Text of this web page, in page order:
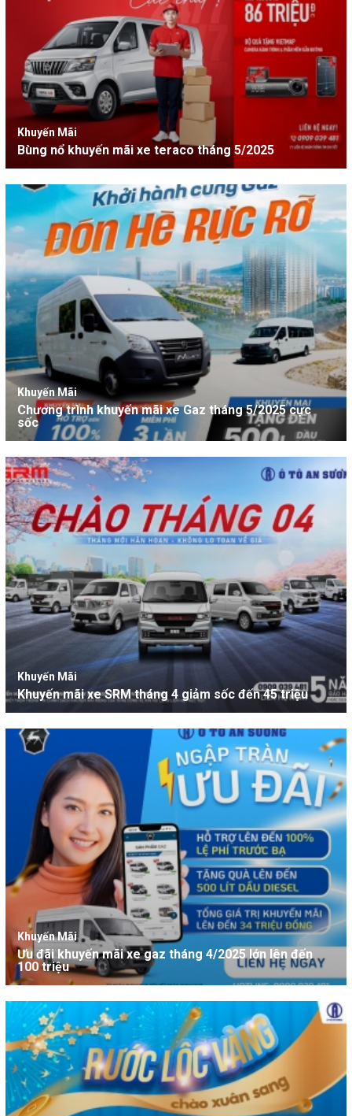
Khuyến Mãi
Bùng nổ khuyến mãi xe teraco tháng 5/2025
Khuyến Mãi
Chương trình khuyến mãi xe Gaz tháng 5/2025 cực
sốc
Khuyến Mãi
Khuyến mãi xe SRM tháng 4 giảm sốc đến 45 triệu
Khuyến Mãi
Ưu đãi khuyến mãi xe gaz tháng 4/2025 lớn lên đến
100 triệu